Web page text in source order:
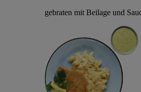
gebraten mit Beilage und